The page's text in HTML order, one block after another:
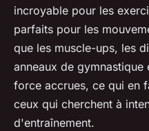
incroyable pour les
parfaits pour les
que les muscle-ups, les
anneaux de
force accrues, ce qui en
ceux qui cherchent à
d'entraînement.